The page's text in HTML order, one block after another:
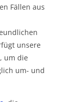
Fällen aus
unsere
um die
um- und